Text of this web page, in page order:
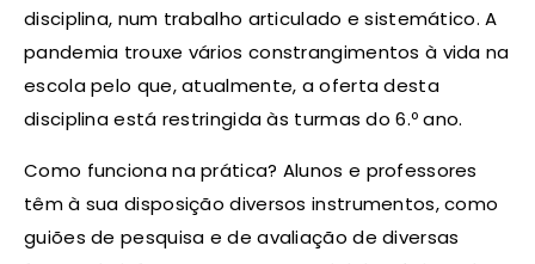
disciplina, num trabalho articulado e sistemático. A
pandemia trouxe vários constrangimentos à vida na
escola pelo que, atualmente, a oferta desta
disciplina está restringida às turmas do 6.º ano.
Como funciona na prática? Alunos e professores
têm à sua disposição diversos instrumentos, como
guiões de pesquisa e de avaliação de diversas